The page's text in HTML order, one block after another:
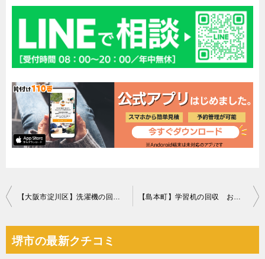
投
ナ
ビ
【大阪市淀川区】洗濯機の回収・処分ご依頼 お客様の声 【島本町】学習机の回収 お客様の声
堺市の最新クチコミ